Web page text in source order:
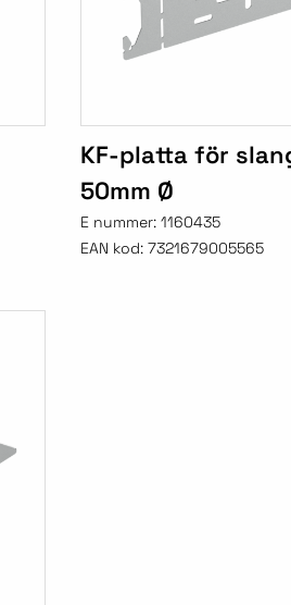
KF-platta för
50mm Ø
E nummer: 1160435
EAN kod: 7321679005565